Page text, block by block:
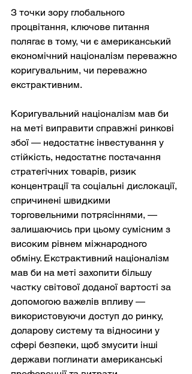
З точки зору глобального
процвітання, ключове питання
полягає в тому, чи є американський
економічний націоналізм переважно
коригувальним, чи переважно
екстрактивним.
Коригувальний націоналізм мав би
на меті виправити справжні ринкові
збої — недостатнє інвестування у
стійкість, недостатнє постачання
стратегічних товарів, ризик
концентрації та соціальні дислокації,
спричинені швидкими
торговельними потрясіннями, —
залишаючись при цьому сумісним з
високим рівнем міжнародного
обміну. Екстрактивний націоналізм
мав би на меті захопити більшу
частку світової доданої вартості за
допомогою важелів впливу —
використовуючи доступ до ринку,
доларову систему та відносини у
сфері безпеки, щоб змусити інші
держави поглинати американські